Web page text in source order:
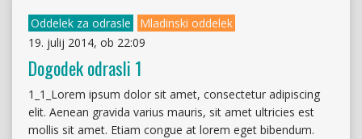
Oddelek za odrasle
Mladinski oddelek
19. julij 2014, ob 22:09
Dogodek odrasli 1
1_1_Lorem ipsum dolor sit amet, consectetur adipiscing
elit. Aenean gravida varius mauris, sit amet ultricies est
mollis sit amet. Etiam congue at lorem eget bibendum.